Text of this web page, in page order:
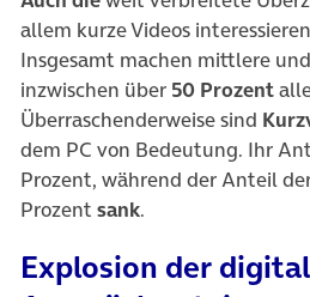
allem kurze Videos
Insgesamt machen mittlere
inzwischen über 50 Prozent
Überraschenderweise sind
dem PC von Bedeutung. Ihr
Prozent, während der Anteil
Prozent sank.
Explosion der